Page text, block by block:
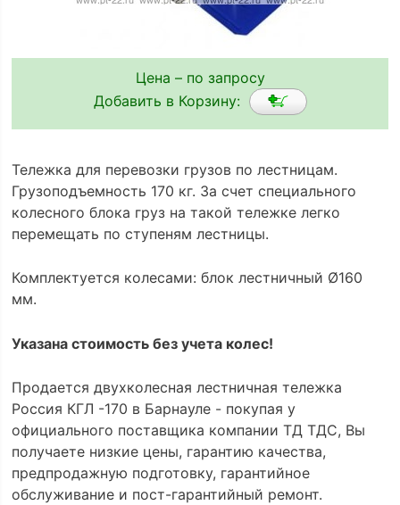
Цена – по запросу
Добавить в Корзину:
Тележка для перевозки грузов по лестницам.
Грузоподъемность 170 кг. За счет специального
колесного блока груз на такой тележке легко
перемещать по ступеням лестницы.
Комплектуется колесами: блок лестничный Ø160
мм.
Указана стоимость без учета колес!
Продается двухколесная лестничная тележка
Россия КГЛ -170 в Барнауле - покупая у
официального поставщика компании ТД ТДС, Вы
получаете низкие цены, гарантию качества,
предпродажную подготовку, гарантийное
обслуживание и пост-гарантийный ремонт.